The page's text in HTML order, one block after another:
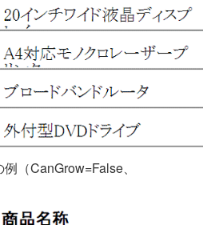
（CanGrow=False、